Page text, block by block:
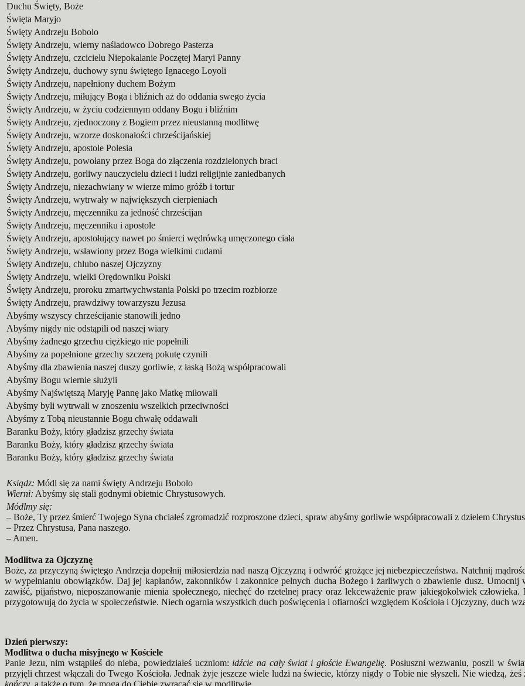
Duchu Święty, Boże
Święta Maryjo
Święty Andrzeju Bobolo
Święty Andrzeju, wierny naśladowco Dobrego Pasterza
Święty Andrzeju, czcicielu Niepokalanie Poczętej Maryi Panny
Święty Andrzeju, duchowy synu świętego Ignacego Loyoli
Święty Andrzeju, napełniony duchem Bożym
Święty Andrzeju, miłujący Boga i bliźnich aż do oddania swego życia
Święty Andrzeju, w życiu codziennym oddany Bogu i bliźnim
Święty Andrzeju, zjednoczony z Bogiem przez nieustanną modlitwę
Święty Andrzeju, wzorze doskonałości chrześcijańskiej
Święty Andrzeju, apostole Polesia
Święty Andrzeju, powołany przez Boga do złączenia rozdzielonych braci
Święty Andrzeju, gorliwy nauczycielu dzieci i ludzi religijnie zaniedbanych
Święty Andrzeju, niezachwiany w wierze mimo gróźb i tortur
Święty Andrzeju, wytrwały w największych cierpieniach
Święty Andrzeju, męczenniku za jedność chrześcijan
Święty Andrzeju, męczenniku i apostole
Święty Andrzeju, apostołujący nawet po śmierci wędrówką umęczonego ciała
Święty Andrzeju, wsławiony przez Boga wielkimi cudami
Święty Andrzeju, chlubo naszej Ojczyzny
Święty Andrzeju, wielki Orędowniku Polski
Święty Andrzeju, proroku zmartwychwstania Polski po trzecim rozbiorze
Święty Andrzeju, prawdziwy towarzyszu Jezusa
Abyśmy wszyscy chrześcijanie stanowili jedno
Abyśmy nigdy nie odstąpili od naszej wiary
Abyśmy żadnego grzechu ciężkiego nie popełnili
Abyśmy za popełnione grzechy szczerą pokutę czynili
Abyśmy dla zbawienia naszej duszy gorliwie, z łaską Bożą współpracowali
Abyśmy Bogu wiernie służyli
Abyśmy Najświętszą Maryję Pannę jako Matkę miłowali
Abyśmy byli wytrwali w znoszeniu wszelkich przeciwności
Abyśmy z Tobą nieustannie Bogu chwałę oddawali
Baranku Boży, który gładzisz grzechy świata
Baranku Boży, który gładzisz grzechy świata
Baranku Boży, który gładzisz grzechy świata
Ksiądz: Módl się za nami święty Andrzeju Bobolo
Wierni: Abyśmy się stali godnymi obietnic Chrystusowych.
Módlmy się:
– Boże, Ty przez śmierć Twojego Syna chciałeś zgromadzić rozproszone dzieci, spraw abyśmy gorliwie współpracowali z dziełem
– Przez Chrystusa, Pana naszego.
– Amen.
Modlitwa za Ojczyznę
Boże, za przyczyną świętego Andrzeja dopełnij miłosierdzia nad naszą Ojczyzną i odwróć grożące jej niebezpieczeństwa. Natchnij
w wypełnianiu obowiązków. Daj jej kapłanów, zakonników i zakonnice pełnych ducha Bożego i żarliwych o zbawienie dusz.
zawiść, pijaństwo, nieposzanowanie mienia społecznego, niechęć do rzetelnej pracy oraz lekceważenie praw jakiegokolwiek
przygotowują do życia w społeczeństwie. Niech ogarnia wszystkich duch poświęcenia i ofiarności względem Kościoła i Ojczyzny, duch
Dzień pierwszy:
Modlitwa o ducha misyjnego w Kościele
Panie Jezu, nim wstąpiłeś do nieba, powiedziałeś uczniom: idźcie na cały świat i głoście Ewangelię. Posłuszni wezwaniu, poszli w
przyjęli chrzest włączali do Twego Kościoła. Jednak żyje jeszcze wiele ludzi na świecie, którzy nigdy o Tobie nie słyszeli. Nie wiedzą, żeś
kończy , a także o tym, że mogą do Ciebie zwracać się w modlitwie.